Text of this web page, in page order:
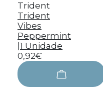
Trident
Trident
Vibes
Peppermint
|1 Unidade
0,92€